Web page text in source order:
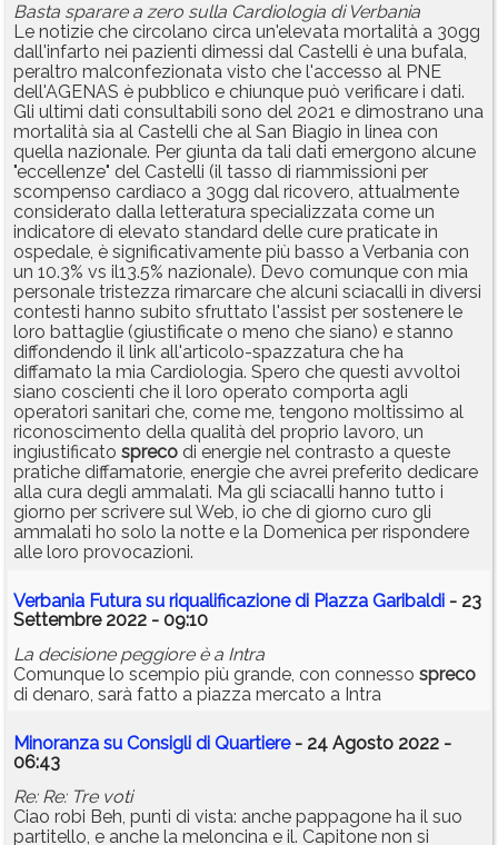
Basta sparare a zero sulla Cardiologia di Verbania
Le notizie che circolano circa un'elevata mortalità a 30gg
dall'infarto nei pazienti dimessi dal Castelli è una bufala,
peraltro malconfezionata visto che l'accesso al PNE
dell'AGENAS è pubblico e chiunque può verificare i dati.
Gli ultimi dati consultabili sono del 2021 e dimostrano una
mortalità sia al Castelli che al San Biagio in linea con
quella nazionale. Per giunta da tali dati emergono alcune
"eccellenze" del Castelli (il tasso di riammissioni per
scompenso cardiaco a 30gg dal ricovero, attualmente
considerato dalla letteratura specializzata come un
indicatore di elevato standard delle cure praticate in
ospedale, è significativamente più basso a Verbania con
un 10.3% vs il13.5% nazionale). Devo comunque con mia
personale tristezza rimarcare che alcuni sciacalli in diversi
contesti hanno subito sfruttato l'assist per sostenere le
loro battaglie (giustificate o meno che siano) e stanno
diffondendo il link all'articolo-spazzatura che ha
diffamato la mia Cardiologia. Spero che questi avvoltoi
siano coscienti che il loro operato comporta agli
operatori sanitari che, come me, tengono moltissimo al
riconoscimento della qualità del proprio lavoro, un
ingiustificato spreco di energie nel contrasto a queste
pratiche diffamatorie, energie che avrei preferito dedicare
alla cura degli ammalati. Ma gli sciacalli hanno tutto i
giorno per scrivere sul Web, io che di giorno curo gli
ammalati ho solo la notte e la Domenica per rispondere
alle loro provocazioni.
Verbania Futura su riqualificazione di Piazza Garibaldi - 23
Settembre 2022 - 09:10
La decisione peggiore è a Intra
Comunque lo scempio più grande, con connesso spreco
di denaro, sarà fatto a piazza mercato a Intra
Minoranza su Consigli di Quartiere- 24 Agosto 2022 -
06:43
Re: Re: Tre voti
Ciao robi Beh, punti di vista: anche pappagone ha il suo
partitello, e anche la meloncina e il. Capitone non si